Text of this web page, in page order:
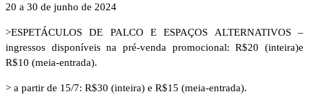
20 a 30 de junho de 2024
>ESPETÁCULOS DE PALCO E ESPAÇOS ALTERNATIVOS –
ingressos disponíveis na pré-venda promocional: R$20 (inteira)e
R$10 (meia-entrada).
> a partir de 15/7: R$30 (inteira) e R$15 (meia-entrada).